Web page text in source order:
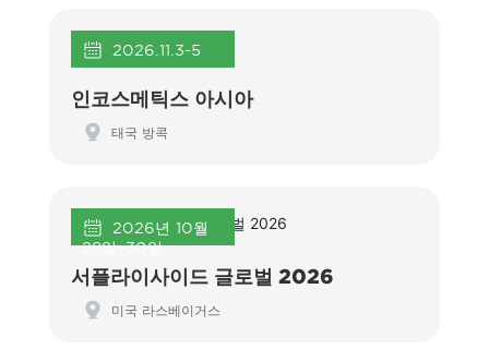
2026.11.3-5
인코스메틱스 아시아
태국 방콕
2026년 10월
28일~30일
서플라이사이드 글로벌 2026
미국 라스베이거스